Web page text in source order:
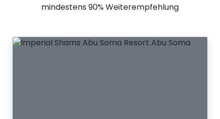
mindestens 90% Weiterempfehlung